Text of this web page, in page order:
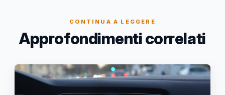
CONTINUA A LEGGERE
Approfondimenti correlati